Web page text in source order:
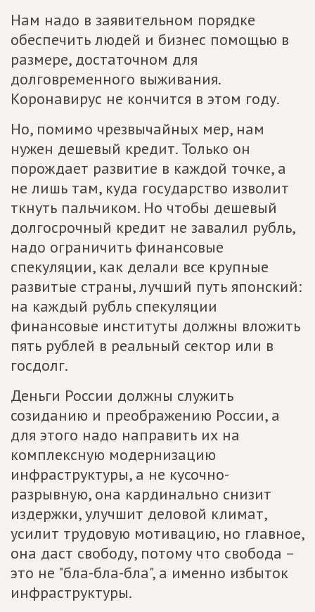
Нам надо в заявительном порядке
обеспечить людей и бизнес помощью в
размере, достаточном для
долговременного выживания.
Коронавирус не кончится в этом году.
Но, помимо чрезвычайных мер, нам
нужен дешевый кредит. Только он
порождает развитие в каждой точке, а
не лишь там, куда государство изволит
ткнуть пальчиком. Но чтобы дешевый
долгосрочный кредит не завалил рубль,
надо ограничить финансовые
спекуляции, как делали все крупные
развитые страны, лучший путь японский:
на каждый рубль спекуляции
финансовые институты должны вложить
пять рублей в реальный сектор или в
госдолг.
Деньги России должны служить
созиданию и преображению России, а
для этого надо направить их на
комплексную модернизацию
инфраструктуры, а не кусочно-
разрывную, она кардинально снизит
издержки, улучшит деловой климат,
усилит трудовую мотивацию, но главное,
она даст свободу, потому что свобода –
это не "бла-бла-бла", а именно избыток
инфраструктуры.